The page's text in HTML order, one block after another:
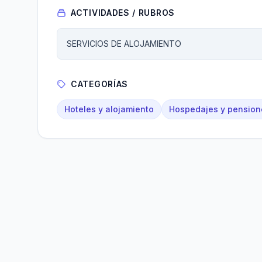
ACTIVIDADES / RUBROS
SERVICIOS DE ALOJAMIENTO
CATEGORÍAS
Hoteles y alojamiento Hospedajes y